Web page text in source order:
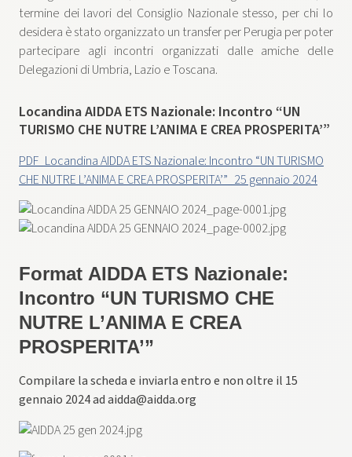
termine dei lavori del Consiglio Nazionale stesso, per chi lo
desidera è stato organizzato un transfer per Perugia per poter
partecipare agli incontri organizzati dalle amiche delle
Delegazioni di Umbria, Lazio e Toscana.
Locandina AIDDA ETS Nazionale: Incontro “UN
TURISMO CHE NUTRE L’ANIMA E CREA PROSPERITA’”
PDF_Locandina AIDDA ETS Nazionale: Incontro “UN TURISMO
CHE NUTRE L’ANIMA E CREA PROSPERITA’”_25 gennaio 2024
Format AIDDA ETS Nazionale:
Incontro “UN TURISMO CHE
NUTRE L’ANIMA E CREA
PROSPERITA’”
Compilare la scheda e inviarla entro e non oltre il 15
gennaio 2024 ad aidda@aidda.org